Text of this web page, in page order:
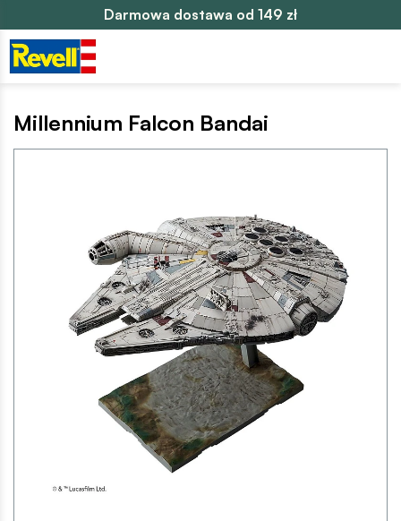
Darmowa dostawa od 149 zł
Millennium Falcon Bandai